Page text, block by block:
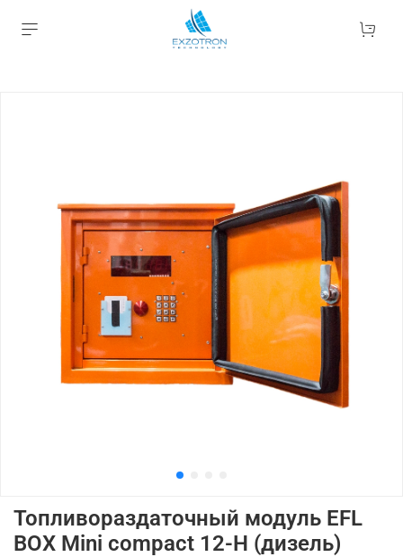
Топливораздаточный модуль EFL
BOX Mini compact 12-Н (дизель)